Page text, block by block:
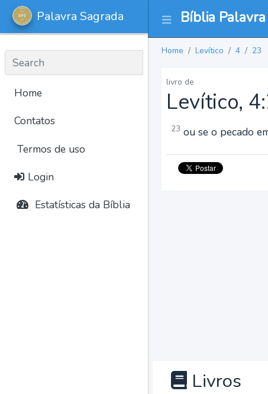
Bíblia
Palavra Sagrada
Home
Contatos
Termos de uso
Login
Estatísticas da Bíblia
Home Levítico 4 23
livro de
Levítico,
23 ou se o pecado
Livros